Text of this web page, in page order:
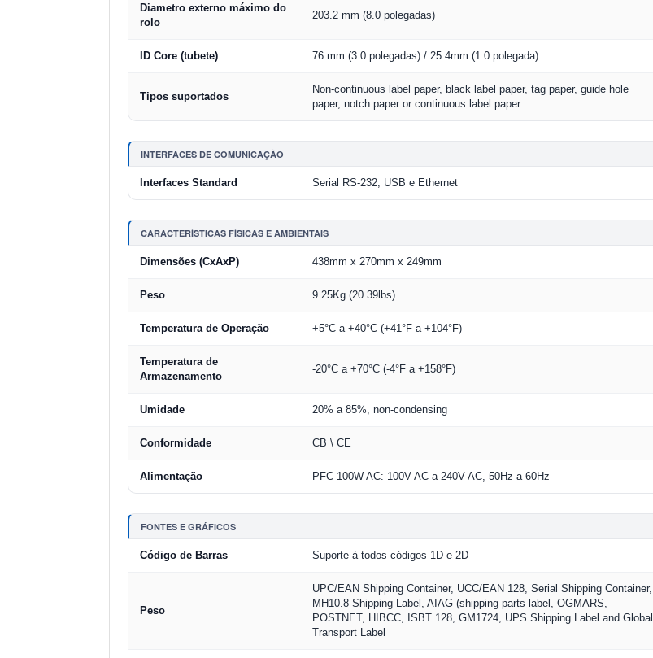
Diametro externo máximo do
rolo
203.2 mm (8.0 polegadas)
ID Core (tubete) 76 mm (3.0 polegadas) / 25.4mm (1.0 polegada)
Tipos suportados
Non-continuous label paper, black label paper, tag paper, guide hole
paper, notch paper or continuous label paper
INTERFACES DE COMUNICAÇÃO
Interfaces Standard Serial RS-232, USB e Ethernet
CARACTERÍSTICAS FÍSICAS E AMBIENTAIS
Dimensões (CxAxP) 438mm x 270mm x 249mm
Peso 9.25Kg (20.39lbs)
Temperatura de Operação +5°C a +40°C (+41°F a +104°F)
Temperatura de
Armazenamento
-20°C a +70°C (-4°F a +158°F)
Umidade 20% a 85%, non-condensing
Conformidade CB \ CE
Alimentação PFC 100W AC: 100V AC a 240V AC, 50Hz a 60Hz
FONTES E GRÁFICOS
Código de Barras Suporte à todos códigos 1D e 2D
Peso
UPC/EAN Shipping Container, UCC/EAN 128, Serial Shipping Container,
MH10.8 Shipping Label, AIAG (shipping parts label, OGMARS,
POSTNET, HIBCC, ISBT 128, GM1724, UPS Shipping Label and Global
Transport Label